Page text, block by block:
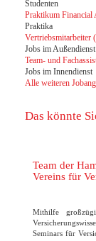
Studenten
Praktikum Financial
Praktika
Vertriebsmitarbeiter
Jobs im Außendienst
Team- und
Jobs im Innendienst
Alle weiteren
Das könnte
Team der
Vereins für
Mithilfe
Seminars für